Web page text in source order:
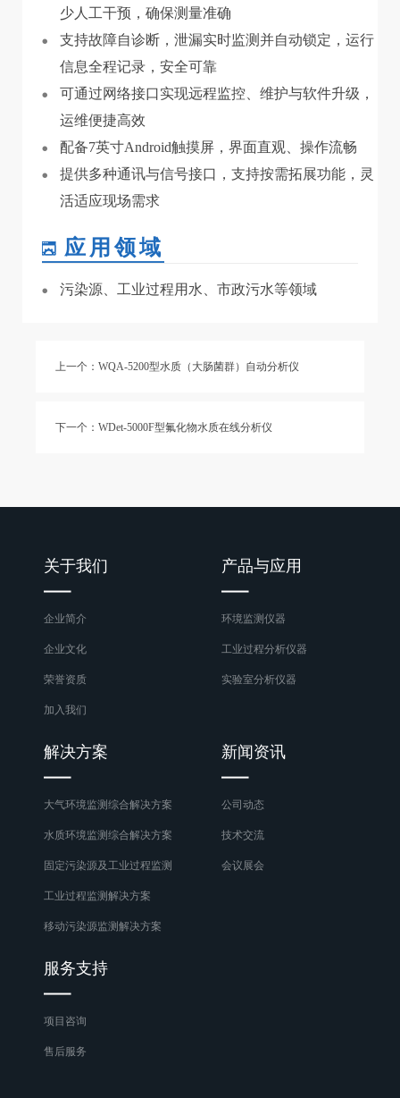
少人工干预，确保测量准确
支持故障自诊断，泄漏实时监测并自动锁定，运行
信息全程记录，安全可靠
可通过网络接口实现远程监控、维护与软件升级，
运维便捷高效
配备7英寸Android触摸屏，界面直观、操作流畅
提供多种通讯与信号接口，支持按需拓展功能，灵
活适应现场需求
应用领域
污染源、工业过程用水、市政污水等领域
上一个：WQA-5200型水质（大肠菌群）自动分析仪
下一个：WDet-5000F型氟化物水质在线分析仪
关于我们
企业简介
企业文化
荣誉资质
加入我们
产品与应用
环境监测仪器
工业过程分析仪器
实验室分析仪器
解决方案
大气环境监测综合解决方案
水质环境监测综合解决方案
固定污染源及工业过程监测
工业过程监测解决方案
移动污染源监测解决方案
新闻资讯
公司动态
技术交流
会议展会
服务支持
项目咨询
售后服务